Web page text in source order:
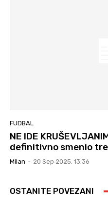
FUDBAL
NE IDE
definitivno smenio
Milan - 20 Sep 2025. 13:36
OSTANITE POVEZANI